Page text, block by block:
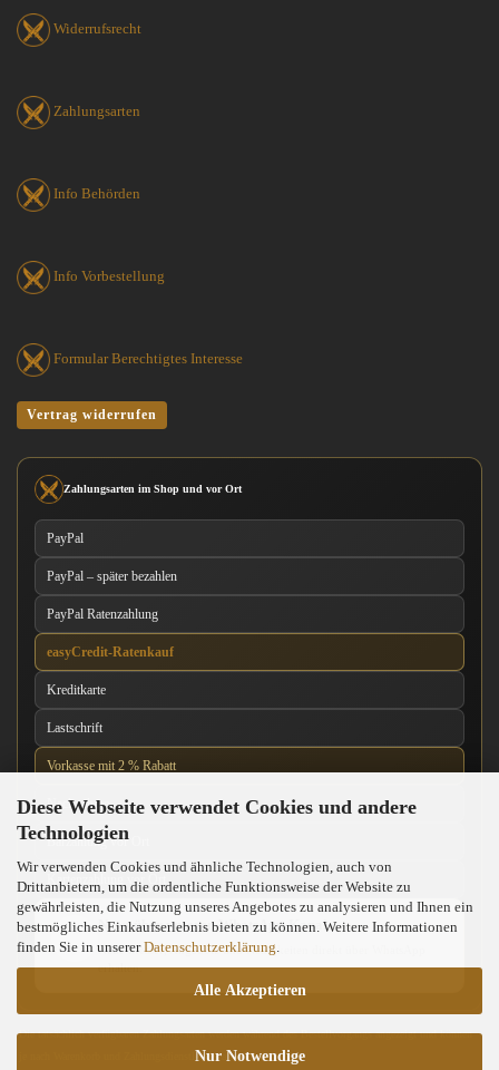
Diese Webseite verwendet Cookies und andere
Technologien
Wir verwenden Cookies und ähnliche Technologien, auch von
Drittanbietern, um die ordentliche Funktionsweise der Website zu
gewährleisten, die Nutzung unseres Angebotes zu analysieren und Ihnen ein
bestmögliches Einkaufserlebnis bieten zu können. Weitere Informationen
finden Sie in unsererDatenschutzerklärung
Alle Akzeptieren
Nur Notwendige
Widerrufsrecht
Zahlungsarten
Info Behörden
Info Vorbestellung
Formular Berechtigtes Interesse
Vertrag widerrufen
Zahlungsarten im Shop und vor Ort
PayPal
PayPal – später bezahlen
PayPal Ratenzahlung
easyCredit-Ratenkauf
Kreditkarte
Lastschrift
Vorkasse mit 2 % Rabatt
Nachnahme
Barzahlung vor Ort
Kartenzahlung vor Ort
News über unseren WhatsApp-Kanal
Neue Messer, Angebote und Neuigkeiten direkt über WhatsApp
erhalten.
Die tatsächlich verfügbaren Zahlungsarten werden während des Bestellvorgangs angezeigt und können
je nach Warenkorb und Zahlungsdienstleister abweichen.